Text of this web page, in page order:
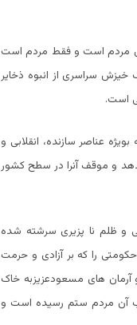
مردم است و فقط مردم است
سراسری از انبوه ذخایر
است.
عناصر سازنده، انقلابی و
و موقف آنرا در سطح کشور
و ظلم نا پزیری سرشته شده
را که بر آزادی و حرمت
های مسعودعزیزبه خاک
آن مردم ستم رسیده است و